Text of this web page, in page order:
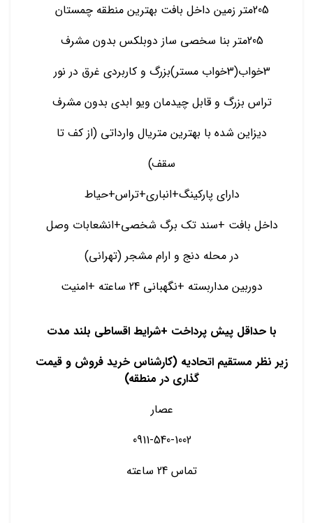
205متر زمین داخل بافت بهترین منطقه چمستان
205متر بنا سخصی ساز دوبلکس بدون مشرف
3خواب(3خواب مستر)بزرگ و کاربردی غرق در نور
تراس بزرگ و قابل چیدمان ویو ابدی بدون مشرف
دیزاین شده با بهترین متریال وارداتی (از کف تا
سقف)
دارای پارکینگ+انباری+تراس+حیاط
داخل بافت +سند تک برگ شخصی+انشعابات وصل
در محله دنج و ارام مشجر (تهرانی)
دوربین مداربسته +نگهبانی 24 ساعته +امنیت
با حداقل پیش پرداخت +شرایط اقساطی بلند مدت
زیر نظر مستقیم اتحادیه (کارشناس خرید فروش و قیمت
گذاری در منطقه)
عصار
0911-540-1002
تماس 24 ساعته